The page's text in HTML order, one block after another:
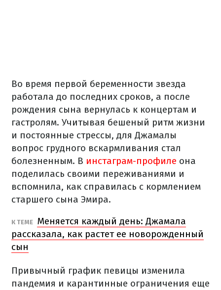
Во время первой беременности звезда
работала до последних сроков, а после
рождения сына вернулась к концертам и
гастролям. Учитывая бешеный ритм жизни
и постоянные стрессы, для Джамалы
вопрос грудного вскармливания стал
болезненным. В инстаграм-профиле она
поделилась своими переживаниями и
вспомнила, как справилась с кормлением
старшего сына Эмира.
К ТЕМЕ Меняется каждый день: Джамала
рассказала, как растет ее новорожденный
сын
Привычный график певицы изменила
пандемия и карантинные ограничения еще